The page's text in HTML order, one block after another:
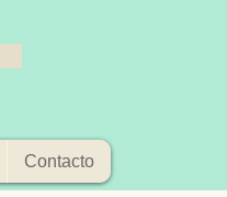
Contacto